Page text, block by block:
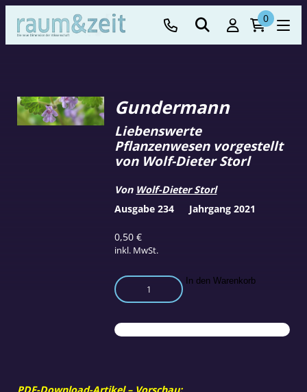
0
Gundermann
0,50€
inkl. MwSt.
Liebenswerte
Pflanzenwesen vorgestellt
von Wolf-Dieter Storl
Von Wolf-Dieter Storl
Gundermann
Menge
In den Warenkorb
Ausgabe 234 Jahrgang 2021